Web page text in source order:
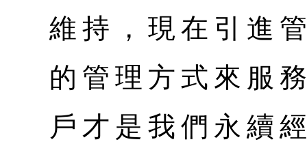
維持，現在引進
的管理方式來服
戶才是我們永續